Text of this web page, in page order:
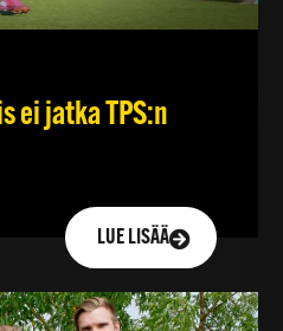
ei jatka TPS:n
LUE LISÄÄ